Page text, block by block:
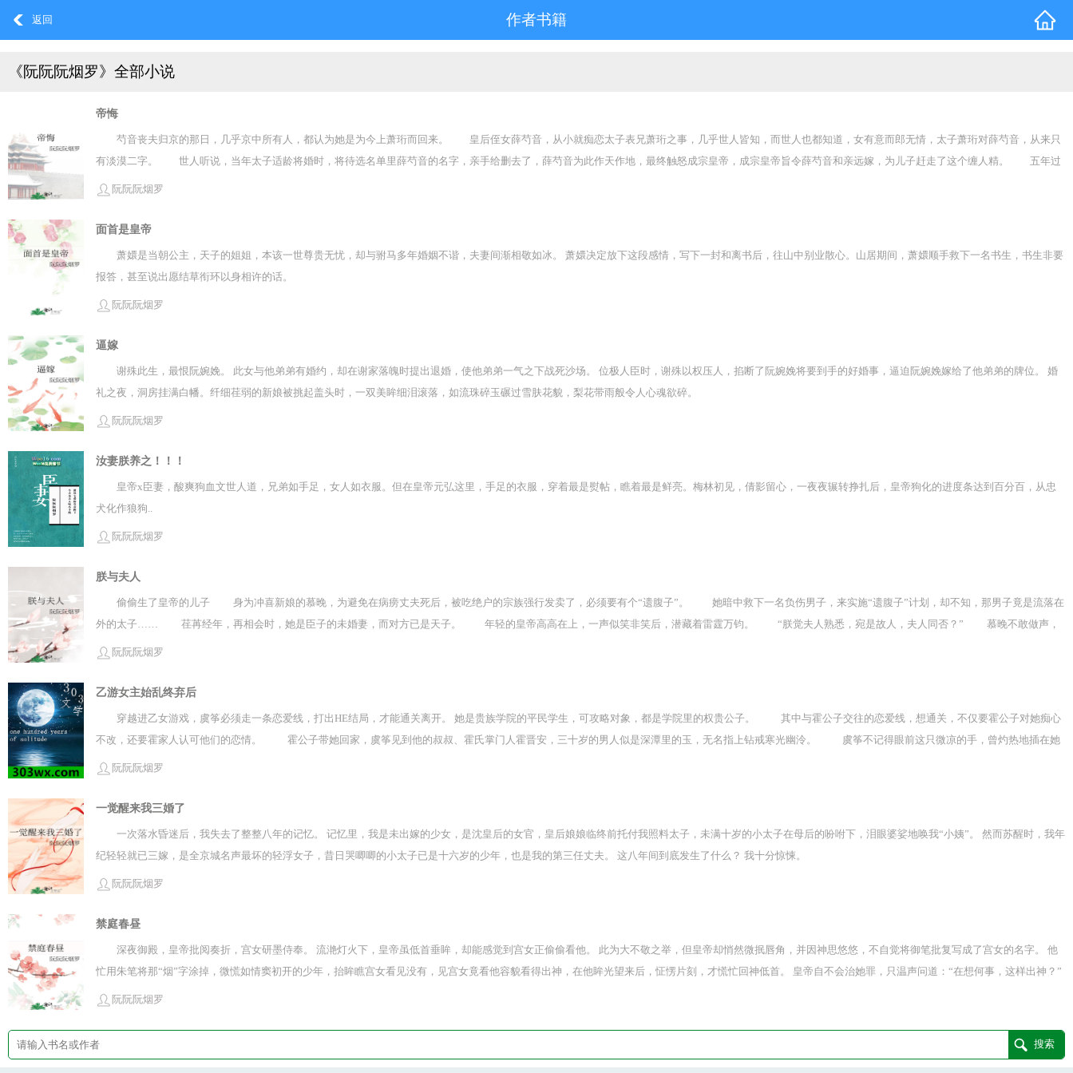
返回 作者书籍
《阮阮阮烟罗》全部小说
帝悔
芍音丧夫归京的那日，几乎京中所有人，都认为她是为今上萧珩而回来。 皇后侄女薛芍音，从小就痴恋太子表兄萧珩之事，几乎世人皆知，而世人也都知道，女有意而郎无情，太子萧珩对薛芍音，从来只
有淡漠二字。 世人听说，当年太子适龄将婚时，将待选名单里薛芍音的名字，亲手给删去了，薛芍音为此作天作地，最终触怒成宗皇帝，成宗皇帝旨令薛芍音和亲远嫁，为儿子赶走了这个缠人精。 五年过
去后，昔日的太子萧珩已登基数载，而远嫁的薛芍音成了寡妇。当薛芍音在丈夫死后返回故土时，世人都认为薛芍音要像从前继续痴缠萧珩，而争抢后位的豪门贵女们，也都如临大敌。 却几无人知，当年其实
的归来，可以使一切回到从前，却不知芍音心中，已有永恒的白月光。 纵为九五之尊，也有力不可及之事，这世上没有人，能争得过一个死人。 [追妻火葬场，男主的后宫是摆设，女主与亡夫的婚姻是实质
性的。] ——预收《总裁今天又精分了》—— [双重人格修罗场] 温柠怎么看怎么觉得，新来的大boss，和她之前的一个几夜情对象，长得一模一样。 可是不仅姓名气质完全不同，新来的大boss也明
显不认识她，每次看见她时都是横眉冷对，眼中有明显的不耐与厌烦。 也许世上真就有容貌完全相同的巧合吧。温柠决定不再胡思乱想，却在某日要走出总裁办公室时，忽然被大boss从后搂住，回头看见了噙
除。 却在开除这个温柠时，霍峥忽然间失去意识，等再清醒时，他发现他自己，正将温柠压在总裁办公桌上掐腰深吻。 温柠呼吸急促、面色潮红地望着他，雪白衬衫的纽扣，绷紧得几乎要崩到他面上来。
阮阮阮烟罗
面首是皇帝
萧嬛是当朝公主，天子的姐姐，本该一世尊贵无忧，却与驸马多年婚姻不谐，夫妻间渐相敬如冰。 萧嬛决定放下这段感情，写下一封和离书后，往山中别业散心。山居期间，萧嬛顺手救下一名书生，书生非要
报答，甚至说出愿结草衔环以身相许的话。
阮阮阮烟罗
逼嫁
谢殊此生，最恨阮婉娩。 此女与他弟弟有婚约，却在谢家落魄时提出退婚，使他弟弟一气之下战死沙场。 位极人臣时，谢殊以权压人，掐断了阮婉娩将要到手的好婚事，逼迫阮婉娩嫁给了他弟弟的牌位。 婚
礼之夜，洞房挂满白幡。纤细荏弱的新娘被挑起盖头时，一双美眸细泪滚落，如流珠碎玉碾过雪肤花貌，梨花带雨般令人心魂欲碎。
阮阮阮烟罗
汝妻朕养之！！！
皇帝x臣妻，酸爽狗血文世人道，兄弟如手足，女人如衣服。但在皇帝元弘这里，手足的衣服，穿着最是熨帖，瞧着最是鲜亮。梅林初见，倩影留心，一夜夜辗转挣扎后，皇帝狗化的进度条达到百分百，从忠
犬化作狼狗..
阮阮阮烟罗
朕与夫人
偷偷生了皇帝的儿子 身为冲喜新娘的慕晚，为避免在病痨丈夫死后，被吃绝户的宗族强行发卖了，必须要有个“遗腹子”。 她暗中救下一名负伤男子，来实施“遗腹子”计划，却不知，那男子竟是流落在
外的太子…… 荏苒经年，再相会时，她是臣子的未婚妻，而对方已是天子。 年轻的皇帝高高在上，一声似笑非笑后，潜藏着雷霆万钧。 “朕觉夫人熟悉，宛是故人，夫人同否？” 慕晚不敢做声，
她低下头去，默默握紧了身边儿子的小手。
阮阮阮烟罗
乙游女主始乱终弃后
穿越进乙女游戏，虞筝必须走一条恋爱线，打出HE结局，才能通关离开。 她是贵族学院的平民学生，可攻略对象，都是学院里的权贵公子。 其中与霍公子交往的恋爱线，想通关，不仅要霍公子对她痴心
不改，还要霍家人认可他们的恋情。 霍公子带她回家，虞筝见到他的叔叔、霍氏掌门人霍晋安，三十岁的男人似是深潭里的玉，无名指上钻戒寒光幽泠。 虞筝不记得眼前这只微凉的手，曾灼热地插在她
发间，同他与她在春夜月色下的吻，炙热缠绵。 她忘记自己已在这乙游世界穿越循环许多次，曾俘获许多真心，忘记自己曾因穿越至错误的时间地点，在月色下抛弃了真心爱她的少年。 她不知那少年已
阮阮阮烟罗
一觉醒来我三婚了
一次落水昏迷后，我失去了整整八年的记忆。 记忆里，我是未出嫁的少女，是沈皇后的女官，皇后娘娘临终前托付我照料太子，未满十岁的小太子在母后的吩咐下，泪眼婆娑地唤我“小姨”。 然而苏醒时，我年
纪轻轻就已三嫁，是全京城名声最坏的轻浮女子，昔日哭唧唧的小太子已是十六岁的少年，也是我的第三任丈夫。 这八年间到底发生了什么？ 我十分惊悚。
阮阮阮烟罗
禁庭春昼
深夜御殿，皇帝批阅奏折，宫女研墨侍奉。 流滟灯火下，皇帝虽低首垂眸，却能感觉到宫女正偷偷看他。 此为大不敬之举，但皇帝却悄然微抿唇角，并因神思悠悠，不自觉将御笔批复写成了宫女的名字。 他
忙用朱笔将那“烟”字涂掉，微慌如情窦初开的少年，抬眸瞧宫女看见没有，见宫女竟看他容貌看得出神，在他眸光望来后，怔愣片刻，才慌忙回神低首。 皇帝自不会治她罪，只温声问道：“在想何事，这样出神？”
宫女垂首默默不语。 她怎能说，她方才悄看他看到出神，是在寻他颅颈交界处的风府穴和哑门穴，这两处穴位若以长针刺之，重能使人丧命。 想若能将皇帝亲手刺死，宫女不由心中激荡，面颊也浮起几丝燥意。
阮阮阮烟罗